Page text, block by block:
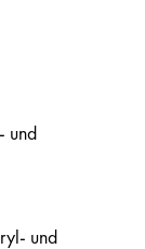
und
und